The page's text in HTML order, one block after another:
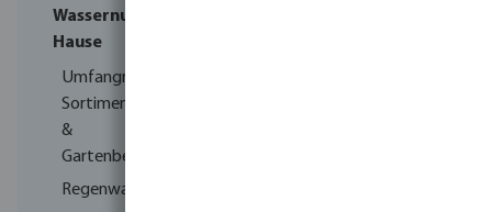
Wassernutzung zu
Hause
Umfangreiches
Sortiment für Pool-
&
Gartenbewässerung
Regenwassersammelsysteme